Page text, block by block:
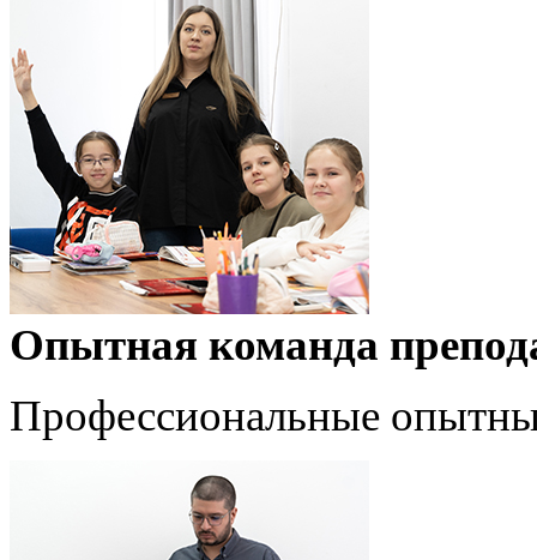
Опытная команда
Профессиональные